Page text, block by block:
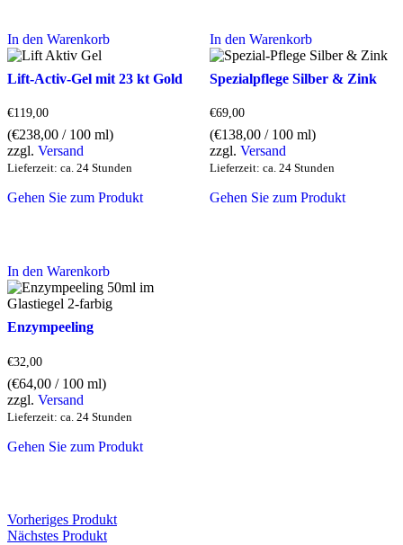
In den Warenkorb
Lift-Activ-Gel mit 23 kt Gold
€119,00
(€238,00 / 100 ml)
zzgl. Versand
Lieferzeit: ca. 24 Stunden
Gehen Sie zum Produkt
In den Warenkorb
Spezialpflege Silber & Zink
€69,00
(€138,00/ 100 ml)
zzgl. Versand
Lieferzeit: ca. 24 Stunden
Gehen Sie zum Produkt
In den Warenkorb
Enzympeeling
€32,00
(€64,00 / 100 ml)
zzgl. Versand
Lieferzeit: ca. 24 Stunden
Gehen Sie zum Produkt
Vorheriges Produkt
Nächstes Produkt